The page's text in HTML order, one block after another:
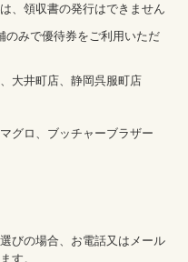
、領収書の発行はできません
のみで優待券をご利用いただ
大井町店、静岡呉服町店
グロ、ブッチャーブラザー
びの場合、お電話又はメール
す。